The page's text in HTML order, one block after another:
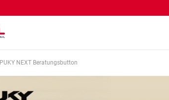
PUKY NEXT Beratungsbutton